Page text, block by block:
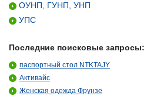
ОУНП, ГУНП, УНП
УПС
Последние поисковые запросы:
паспортный стол NTKTAJY
Активайс
Женская одежда Фрунзе